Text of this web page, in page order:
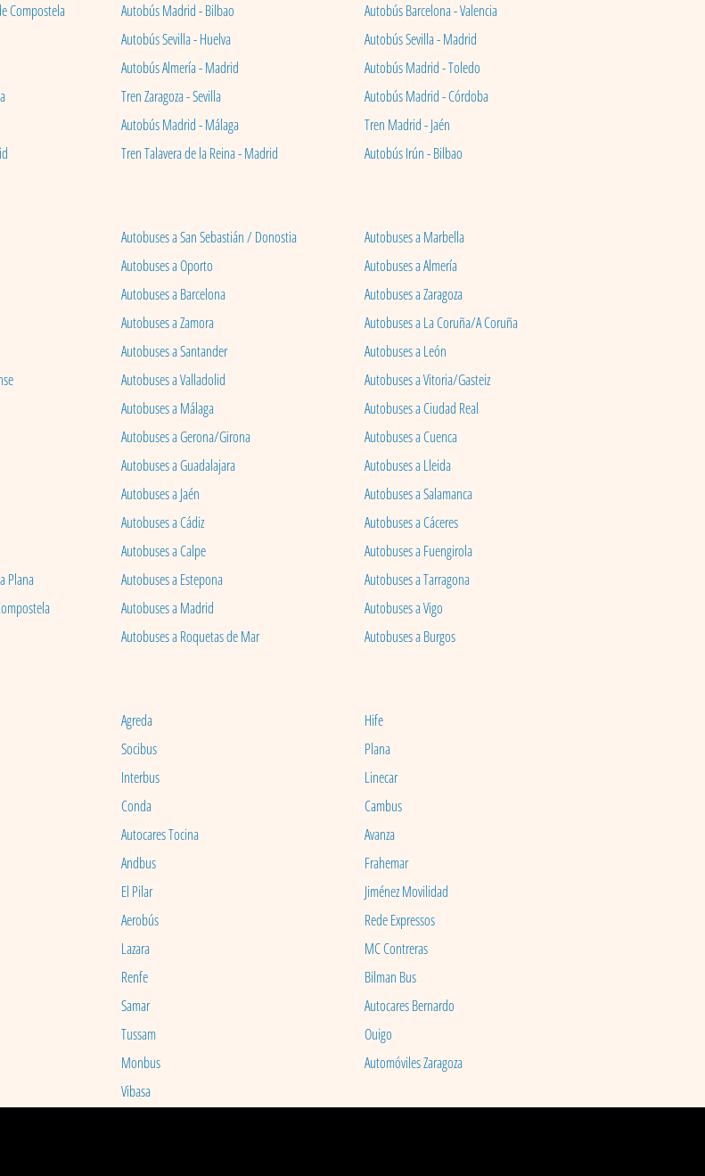
Compostela Autobús Madrid - Bilbao
Autobús Barcelona - Valencia
Autobús Sevilla - Huelva
Autobús Sevilla - Madrid
Autobús Almería - Madrid
Autobús Madrid - Toledo
Tren Zaragoza - Sevilla
Autobús Madrid - Córdoba
Autobús Madrid - Málaga
Tren Madrid - Jaén
Tren Talavera de la Reina - Madrid Autobús Irún - Bilbao
Autobuses a San Sebastián / Donostia
Autobuses a Marbella
Autobuses a Oporto
Autobuses a Almería
Autobuses a Barcelona
Autobuses a Zaragoza
Autobuses a Zamora
Autobuses a La Coruña/A Coruña
Autobuses a Santander
Autobuses a León
Autobuses a Valladolid
Autobuses a Vitoria/Gasteiz
Autobuses a Málaga
Autobuses a Ciudad Real
Autobuses a Gerona/Girona
Autobuses a Cuenca
Autobuses a Guadalajara
Autobuses a Lleida
Autobuses a Jaén
Autobuses a Salamanca
Autobuses a Cádiz
Autobuses a Cáceres
Autobuses a Calpe
Autobuses a Fuengirola
Plana Autobuses a Estepona
Autobuses a Tarragona
Autobuses a Madrid
Autobuses a Vigo
Autobuses a Roquetas de Mar Autobuses a Burgos
Agreda
Hife
Socibus
Plana
Interbus
Linecar
Conda
Cambus
Autocares Tocina
Avanza
Andbus
Frahemar
El Pilar
Jiménez Movilidad
Aerobús
Rede Expressos
Lazara
MC Contreras
Renfe
Bilman Bus
Samar
Autocares Bernardo
Tussam
Ouigo
Monbus
Automóviles Zaragoza
Vibasa